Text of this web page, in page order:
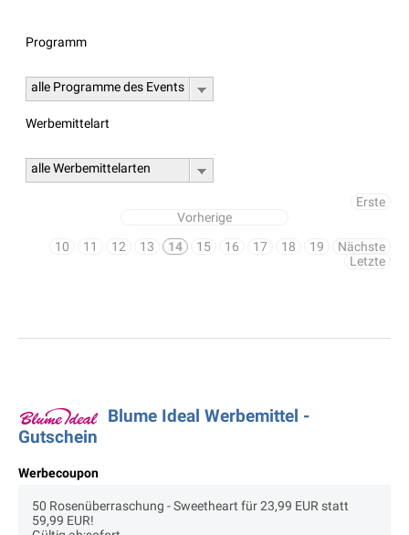
Programm
alle Programme des Events
Werbemittelart
alle Werbemittelarten
Erste
Vorherige
10
11 12 13 14 15 16 17 18 19
Nächste
Letzte
Blume Ideal Werbemittel -
Gutschein
Werbecoupon
50 Rosenüberraschung - Sweetheart für 23,99 EUR statt
59,99 EUR!